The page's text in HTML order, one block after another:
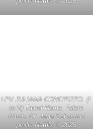
LPV JULIANA CONCIERTO. (L
to R) Talent Name, Talent
Name. Cr. Juan Sebastian
pinilla Netflix ©️ 2025